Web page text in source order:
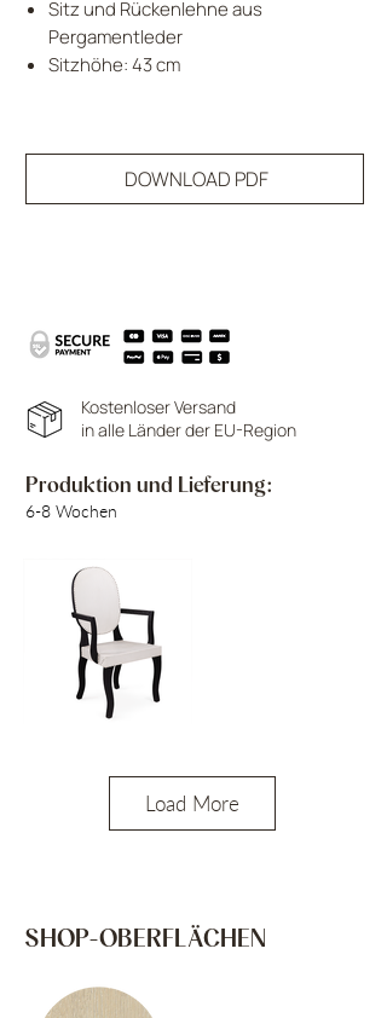
Sitz und Rückenlehne aus
Pergamentleder
Sitzhöhe: 43 cm
DOWNLOAD PDF
Kostenloser Versand
in alle Länder der EU-Region
Produktion und Lieferung:
6-8 Wochen
Load More
SHOP-OBERFLÄCHEN